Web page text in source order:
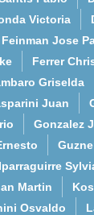
Victoria
Feinman Jose
Ferrer
Griselda
Juan
Gonzalez
Iparraguirre
Martin
Osvaldo